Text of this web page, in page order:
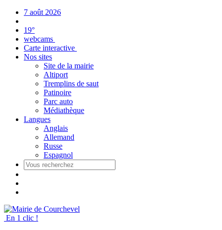
7 août 2026
19°
webcams
Carte interactive
Nos sites
Site de la mairie
Altiport
Tremplins de saut
Patinoire
Parc auto
Médiathèque
Langues
Anglais
Allemand
Russe
Espagnol
En 1 clic !